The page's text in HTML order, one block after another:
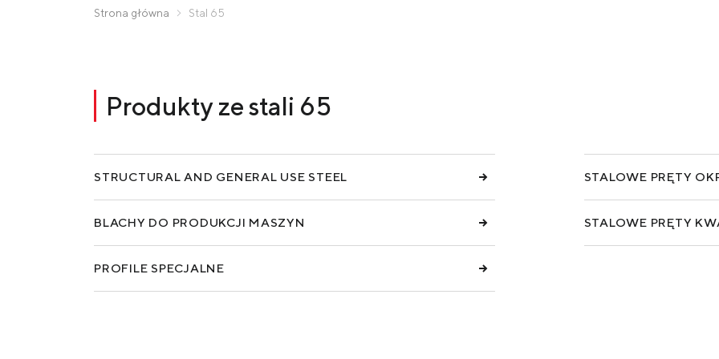
Kamet Steel
Strona główna Stal 65
Produkty ze stali 65
STRUCTURAL AND GENERAL USE STEEL
BLACHY DO PRODUKCJI MASZYN
PROFILE SPECJALNE
STALOWE PRĘTY
STALOWE PRĘTY